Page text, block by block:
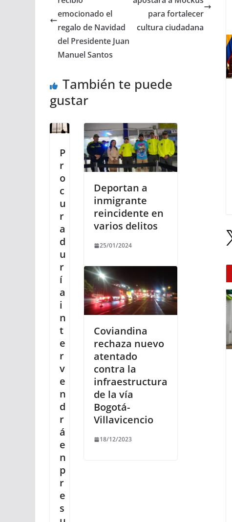
emocionado el
regalo de Navidad
del Presidente Juan
Manuel Santos
para fortalecer
cultura ciudadana
También te puede
gustar
P
r
o
c
u
r
a
d
u
r
í
a
i
n
t
e
r
v
e
n
d
r
á
e
n
p
r
e
s
Deportan a
inmigrante
reincidente en
varios delitos
25/01/2024
Coviandina
rechaza nuevo
atentado
contra la
infraestructura
de la vía
Bogotá-
Villavicencio
18/12/2023